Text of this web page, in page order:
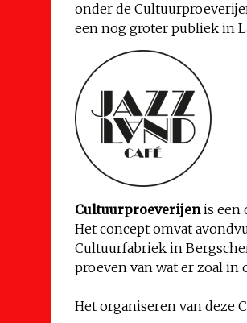
onder de
een nog groter publiek in
Cultuurproeverijenis een
Het concept omvat
Cultuurfabriek in
proeven van wat er zoal in
Het organiseren van deze